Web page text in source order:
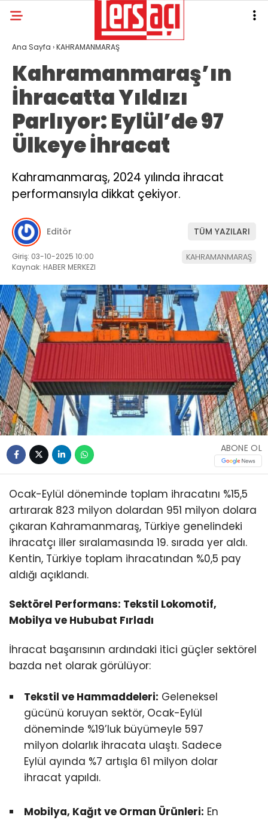
Ana Sayfa ›KAHRAMANMARAŞ
Kahramanmaraş’ın
İhracatta Yıldızı
Parlıyor: Eylül’de 97
Ülkeye İhracat
Kahramanmaraş, 2024 yılında ihracat
performansıyla dikkat çekiyor.
Editör TÜM YAZILARI
Giriş: 03-10-2025 10:00
Kaynak: HABER MERKEZI
KAHRAMANMARAŞ
ABONE OL
Ocak-Eylül döneminde toplam ihracatını %15,5
artırarak 823 milyon dolardan 951 milyon dolara
çıkaran Kahramanmaraş, Türkiye genelindeki
ihracatçı iller sıralamasında 19. sırada yer aldı.
Kentin, Türkiye toplam ihracatından %0,5 pay
aldığı açıklandı.
Sektörel Performans: Tekstil Lokomotif,
Mobilya ve Hububat Fırladı
İhracat başarısının ardındaki itici güçler sektörel
bazda net olarak görülüyor:
Tekstil ve Hammaddeleri: Geleneksel
gücünü koruyan sektör, Ocak-Eylül
döneminde %19’luk büyümeyle 597
milyon dolarlık ihracata ulaştı. Sadece
Eylül ayında %7 artışla 61 milyon dolar
ihracat yapıldı.
Mobilya, Kağıt ve Orman Ürünleri: En